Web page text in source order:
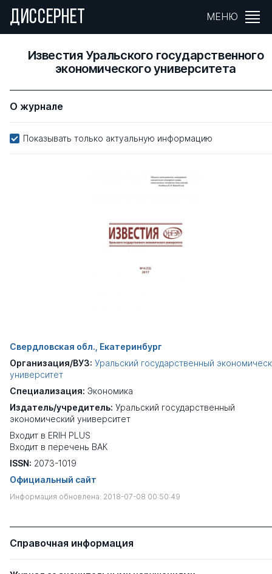
ДИССЕРНЕТ МЕНЮ
Известия Уральского государственного
экономического университета
О журнале
Показывать только актуальную информацию
Свердловская обл., Екатеринбург
Организация/ВУЗ: Уральский государственный
университет
Специализация: Экономика
Издатель/учредитель: Уральский государственный
экономический университет
Входит в ERIH PLUS
Входит в перечень ВАК
ISSN: 2073-1019
Официальный сайт
Информация обновлена: 2018-07-08 00:50:49
Справочная информация